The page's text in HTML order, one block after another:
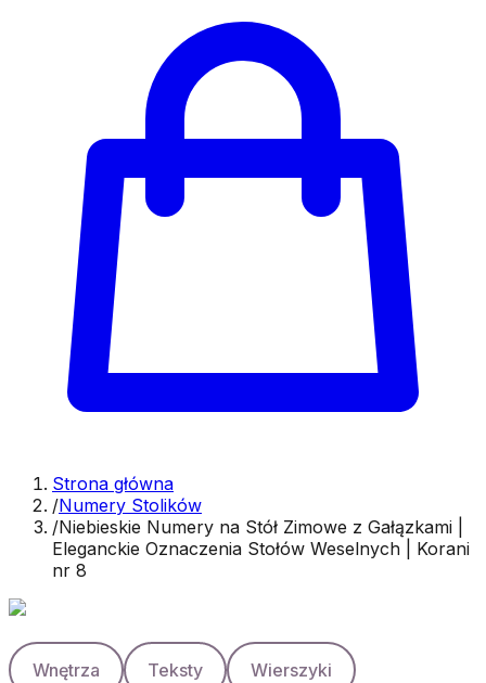
Strona główna
/Numery Stolików
/Niebieskie Numery na Stół Zimowe z Gałązkami |
Eleganckie Oznaczenia Stołów Weselnych | Korani
nr 8
Wnętrza Teksty Wierszyki